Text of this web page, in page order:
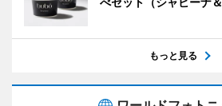
もっと見る